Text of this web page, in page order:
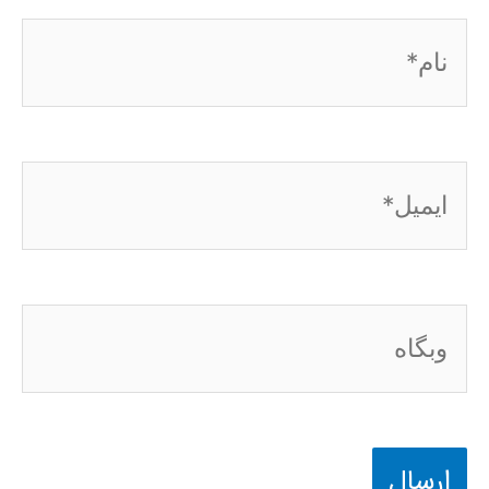
نام*
ایمیل*
وبگاه